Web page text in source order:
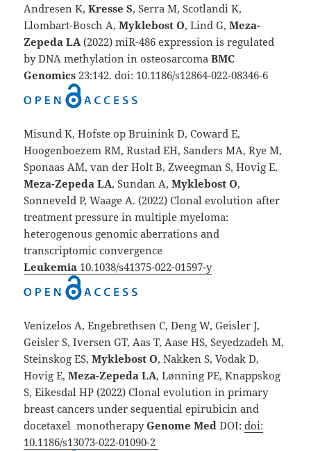
Andresen K,Kresse S, Serra M, Scotlandi K,
Llombart-Bosch A,Myklebost O, Lind G,Meza-
Zepeda LA(2022) miR-486 expression is regulated
by DNA methylation in osteosarcomaBMC
Genomics 23:142. doi: 10.1186/s12864-022-08346-6
Misund K, Hofste op Bruinink D, Coward E,
Hoogenboezem RM, Rustad EH, Sanders MA, Rye M,
Sponaas AM, van der Holt B, Zweegman S, Hovig E,
Meza-Zepeda LA, Sundan A,Myklebost O,
Sonneveld P, Waage A. (2022) Clonal evolution after
treatment pressure in multiple myeloma:
heterogenous genomic aberrations and
transcriptomic convergence
Leukemia 10.1038/s41375-022-01597-y
Venizelos A, Engebrethsen C, Deng W, Geisler J,
Geisler S, Iversen GT, Aas T, Aase HS, Seyedzadeh M,
Steinskog ES,Myklebost O,Nakken S, Vodak D,
Hovig E,Meza-Zepeda LA, Lønning PE, Knappskog
S, Eikesdal HP (2022) Clonal evolution in primary
breast cancers under sequential epirubicin and
docetaxel monotherapyGenome MedDOI:doi:
10.1186/s13073-022-01090-2